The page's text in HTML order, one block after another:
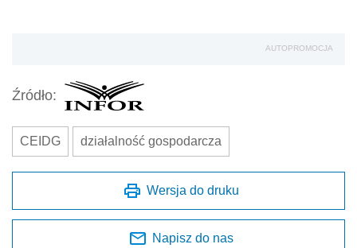
AUTOPROMOCJA
Źródło:
CEIDG działalność gospodarcza
Wersja do druku
Napisz do nas